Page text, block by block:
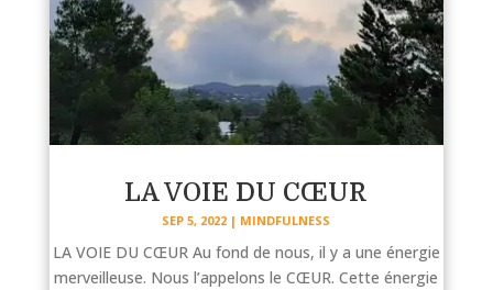
LA VOIE DU CŒUR
SEP 5, 2022 | MINDFULNESS
LA VOIE DU CŒUR Au fond de nous, il y a une énergie
merveilleuse. Nous l’appelons le CŒUR. Cette énergie